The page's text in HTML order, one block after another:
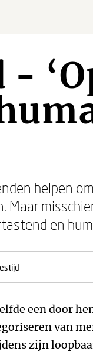
-
helpen
en
een door
van
zijn